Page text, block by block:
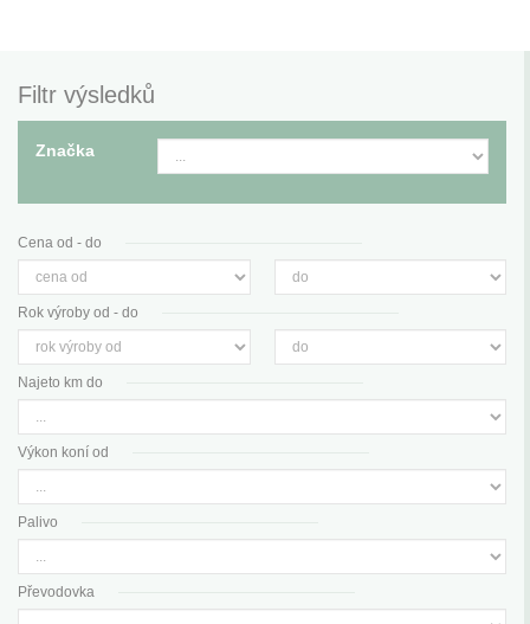
Filtr výsledků
Značka
Cena od - do
Rok výroby od - do
Najeto km do
Výkon koní od
Palivo
Převodovka